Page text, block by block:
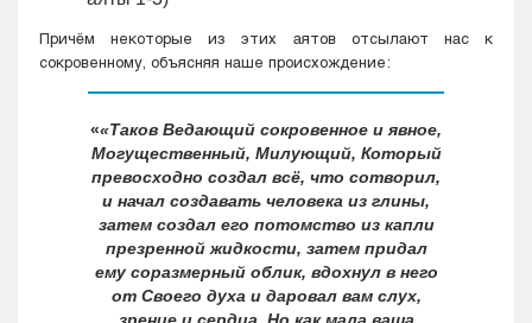
Причём некоторые из этих аятов отсылают нас к
сокровенному, объясняя наше происхождение:
«Таков Ведающий сокровенное и явное,
Могущественный, Милующий, Который
превосходно создал всё, что сотворил,
и начал создавать человека из глины,
затем создал его потомство из капли
презренной жидкости, затем придал
ему соразмерный облик, вдохнул в него
от Своего духа и даровал вам слух,